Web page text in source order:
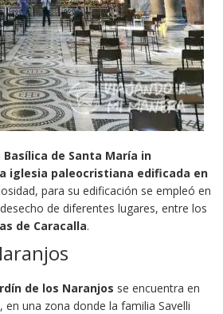
Basílica de Santa María in
iglesia paleocristiana edificada en
para su edificación se empleó en
de diferentes lugares, entre los
de Caracalla.
de los Naranjos se encuentra en
, en una zona donde la familia Savelli